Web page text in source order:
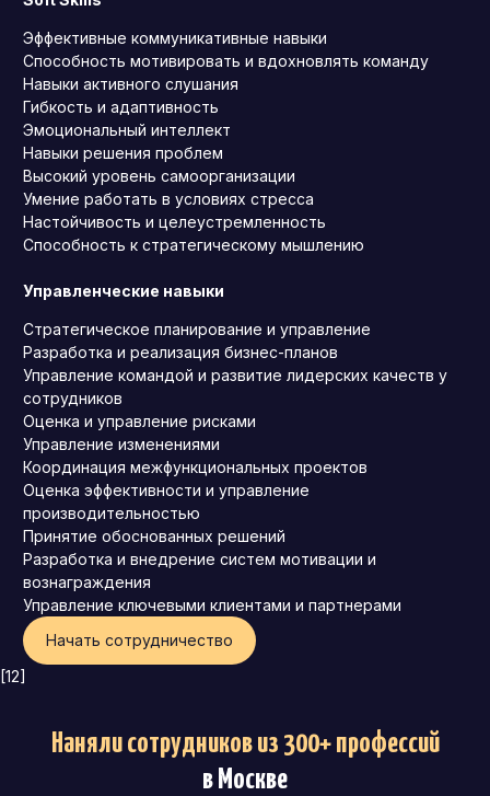
Эффективные коммуникативные навыки
Способность мотивировать и вдохновлять команду
Навыки активного слушания
Гибкость и адаптивность
Эмоциональный интеллект
Навыки решения проблем
Высокий уровень самоорганизации
Умение работать в условиях стресса
Настойчивость и целеустремленность
Способность к стратегическому мышлению
Управленческие навыки
Стратегическое планирование и управление
Разработка и реализация бизнес-планов
Управление командой и развитие лидерских качеств у
сотрудников
Оценка и управление рисками
Управление изменениями
Координация межфункциональных проектов
Оценка эффективности и управление
производительностью
Принятие обоснованных решений
Разработка и внедрение систем мотивации и
вознаграждения
Управление ключевыми клиентами и партнерами
Начать сотрудничество
[12]
Наняли сотрудников из 300+ профессий
в Москве